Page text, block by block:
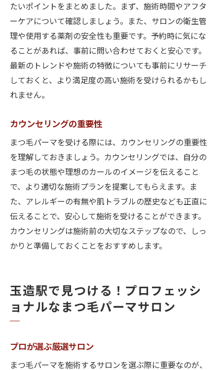
たいポイントをまとめました。まず、施術時間やアフタ
ーケアについて確認しましょう。また、サロンの衛生管
理や使用する薬剤の安全性も重要です。予約時に気にな
ることがあれば、事前に問い合わせておくと安心です。
最新のトレンドや施術の特徴についても事前にリサーチ
しておくと、より満足度の高い施術を受けられるかもし
れません。
カウンセリングの重要性
まつ毛パーマを受ける際には、カウンセリングの重要性
を理解しておきましょう。カウンセリングでは、自分の
まつ毛の状態や理想のカールのイメージを伝えること
で、より適切な施術プランを提案してもらえます。ま
た、アレルギーの有無や肌トラブルの歴史なども正直に
伝えることで、安心して施術を受けることができます。
カウンセリングは施術前の大切なステップなので、しっ
かりと準備しておくことをおすすめします。
玉造駅で見つける！プロフェッシ
ョナルなまつ毛パーマサロン
プロが選ぶ厳選サロン
まつ毛パーマを施術するサロンを選ぶ際に重要なのが、